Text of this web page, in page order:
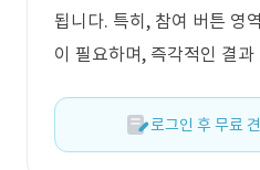
됩니다. 특히, 참여 버튼 영
이 필요하며, 즉각적인 결
로그인 후 무료